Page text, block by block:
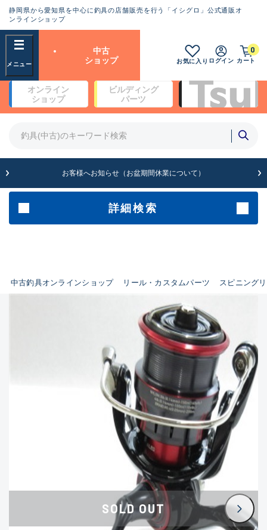
静岡県から愛知県を中心に釣具の店舗販売を行う「イシグロ」公式通販オ
ンラインショップ
中古
ショップ
お気に入り ログイン カート
0
オンライン
ショップ
ビルディング
パーツ
お客様へお知らせ（お盆期間休業について）
詳細検索
中古釣具オンラインショップ リール・カスタムパーツ スピニング
フリーワード
商品カテゴリ
竿・ルアーロッド(64253)
その他・雑品(1062)
イシグロフレスポ鈴鹿店
イシグロ津高茶屋店
イシグロカインズモール彦根店
イシグロ中川かの里店
イシグロ静岡中吉田店
イシグロ名東引山店
イシグロ豊田店
イシグロ豊橋向山店
イシグロ岐阜店
イシグロ高林店
ランクとは？
良
SA
新古品（メーカー問屋から仕
入れた未使用品）
※店頭展示時の置き傷が付いている
ものも含む
傷が極めて少ない極上品
B
使用感や傷はあるが全体的に
綺麗な良品
C
使用感や傷のある一般的な中
古品
C-
かなり使用感があり、全体的
に目立つ傷が多い品
D
著しく状態が悪いが使用はで
SOLD OUT